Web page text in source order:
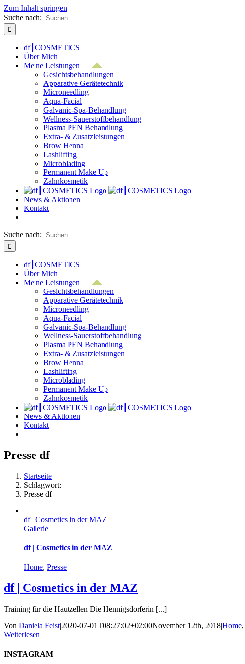
Zum Inhalt springen
Suche nach:
df┃COSMETICS
Über Mich
Meine Leistungen
Gesichtsbehandlungen
Apparative Gerätetechnik
Microneedling
Aqua-Facial
Galvanic-Spa-Behandlung
Wellness-Sauerstoffbehandlung
Plasma PEN Behandlung
Extra- & Zusatzleistungen
Brow Henna
Lashlifting
Microblading
Permanent Make Up
Zahnkosmetik
News & Aktionen
Kontakt
Suche nach:
df┃COSMETICS
Über Mich
Meine Leistungen
Gesichtsbehandlungen
Apparative Gerätetechnik
Microneedling
Aqua-Facial
Galvanic-Spa-Behandlung
Wellness-Sauerstoffbehandlung
Plasma PEN Behandlung
Extra- & Zusatzleistungen
Brow Henna
Lashlifting
Microblading
Permanent Make Up
Zahnkosmetik
News & Aktionen
Kontakt
Presse df
Startseite
Schlagwort:
Presse df
df | Cosmetics in der MAZ
Gallerie
df | Cosmetics in der MAZ
Home, Presse
df | Cosmetics in der MAZ
Training für die Hautzellen Die Hennigsdorferin [...]
Von Daniela Feist|2020-07-01T08:27:02+02:00November 12th, 2018|Home,
Weiterlesen
INSTAGRAM